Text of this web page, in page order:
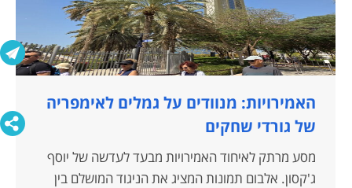
האמירויות: מנוודים על גמלים לאימפריה
של גורדי שחקים
מסע מרתק לאיחוד האמירויות מבעד לעדשה של יוסף
ג'קסון. אלבום תמונות המציג את הניגוד המושלם בין